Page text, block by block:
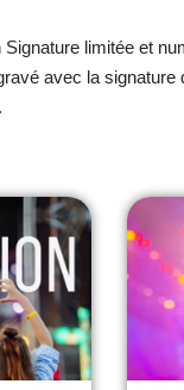
limitée et
avec la signature